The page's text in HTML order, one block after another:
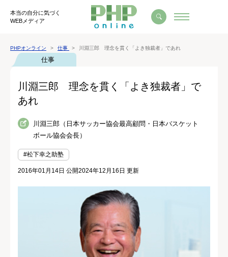
本当の自分に気づく
WEBメディア
PHPオンライン 仕事 川淵三郎 理念を貫く「よき独裁者」であれ
仕事
川淵三郎 理念を貫く「よき独裁者」で
あれ
川淵三郎（日本サッカー協会最高顧問・日本バスケット
ボール協会会長）
#松下幸之助塾
2016年01月14日 公開2024年12月16日 更新